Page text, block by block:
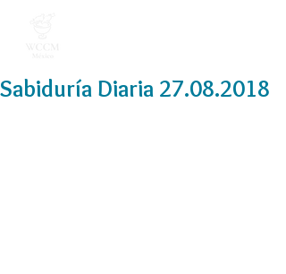
Sabiduría Diaria 27.08.2018